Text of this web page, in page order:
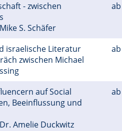
- zwischen
S. Schäfer
ab
israelische Literatur
zwischen Michael
ab
auf Social
Beeinflussung und
Amelie Duckwitz
ab